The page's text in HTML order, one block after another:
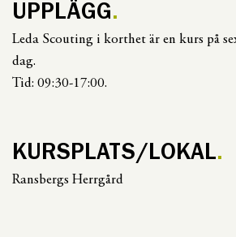
UPPLÄGG
Leda Scouting i korthet är en kurs på
dag.
Tid: 09:30-17:00.
KURSPLATS/LOKAL
Ransbergs Herrgård